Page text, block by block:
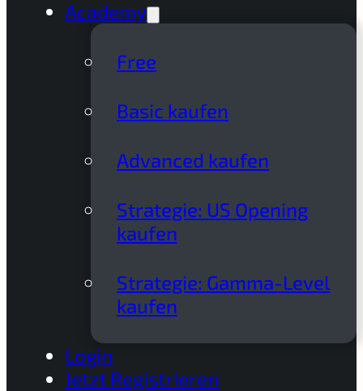
Academy
Free
Basic kaufen
Advanced kaufen
Strategie: US Opening
kaufen
Strategie: Gamma-Level
kaufen
Login
Jetzt Registrieren